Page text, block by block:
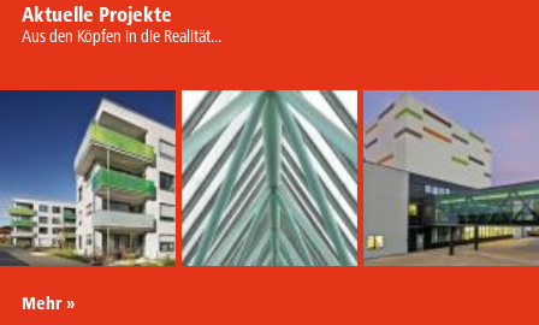
Aktuelle Projekte
Aus den Köpfen in die Realität...
Mehr »